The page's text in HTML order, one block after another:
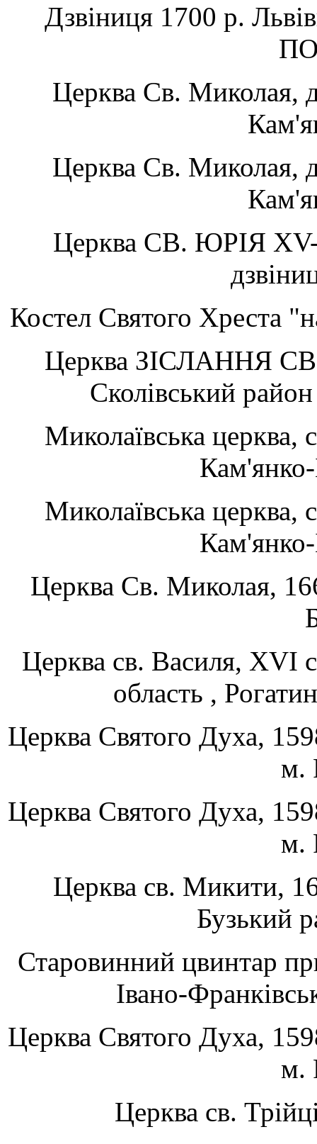
Дзвіниця 1700 р.
Церква Cв. Миколая,
Церква Cв. Миколая,
Церква СВ. ЮРІЯ XV-
Костел Святого Хреста
Церква ЗІСЛАННЯ
Сколівський
Миколаївська церква,
Миколаївська церква,
Церква Cв. Миколая,
Церква св. Василя, XVI
область ,
Церква Святого Духа,
м.
Церква Святого Духа,
м.
Церква св. Микити,
Бузький
Старовинний цвинтар
Івано-
Церква Святого Духа,
м.
Церква св.